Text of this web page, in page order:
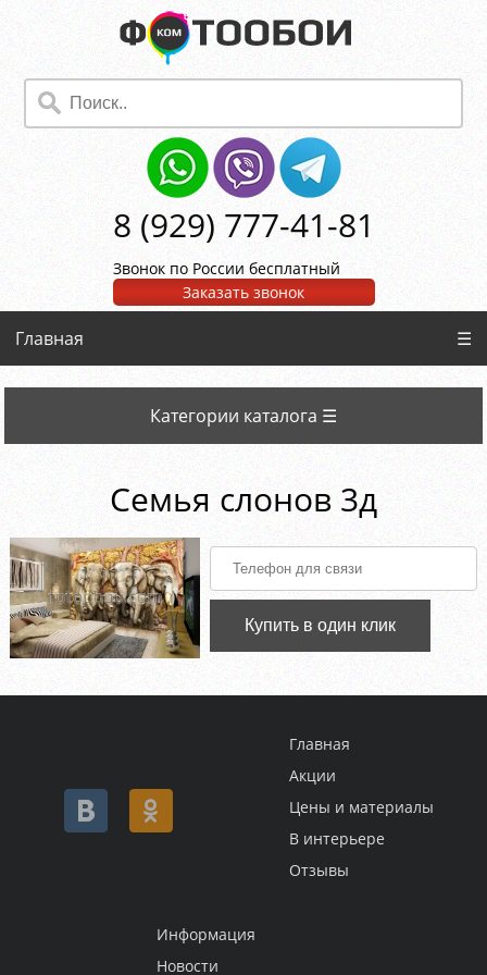
8 (929) 777-41-81
Звонок по России бесплатный
Заказать звонок
Главная ☰
Категории каталога ☰
Семья слонов 3д
Купить в один клик
Главная
Акции
Цены и материалы
В интерьере
Отзывы
Информация
Новости